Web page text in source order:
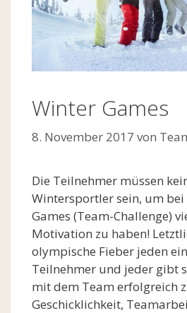
Winter Games
8. November 2017 von
Die Teilnehmer müssen
Wintersportler sein, um
Games (Team-Challenge)
Motivation zu haben!
olympische Fieber jeden
Teilnehmer und jeder gibt
mit dem Team erfolgreich
Geschicklichkeit,